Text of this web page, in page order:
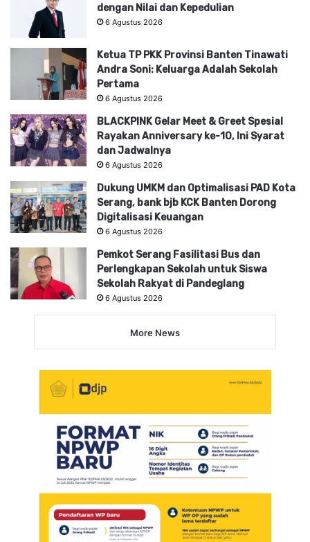
dengan Nilai dan Kepedulian
6 Agustus 2026
Ketua TP PKK Provinsi Banten Tinawati
Andra Soni: Keluarga Adalah Sekolah
Pertama
6 Agustus 2026
BLACKPINK Gelar Meet & Greet Spesial
Rayakan Anniversary ke-10, Ini Syarat
dan Jadwalnya
6 Agustus 2026
Dukung UMKM dan Optimalisasi PAD Kota
Serang, bank bjb KCK Banten Dorong
Digitalisasi Keuangan
6 Agustus 2026
Pemkot Serang Fasilitasi Bus dan
Perlengkapan Sekolah untuk Siswa
Sekolah Rakyat di Pandeglang
6 Agustus 2026
More News